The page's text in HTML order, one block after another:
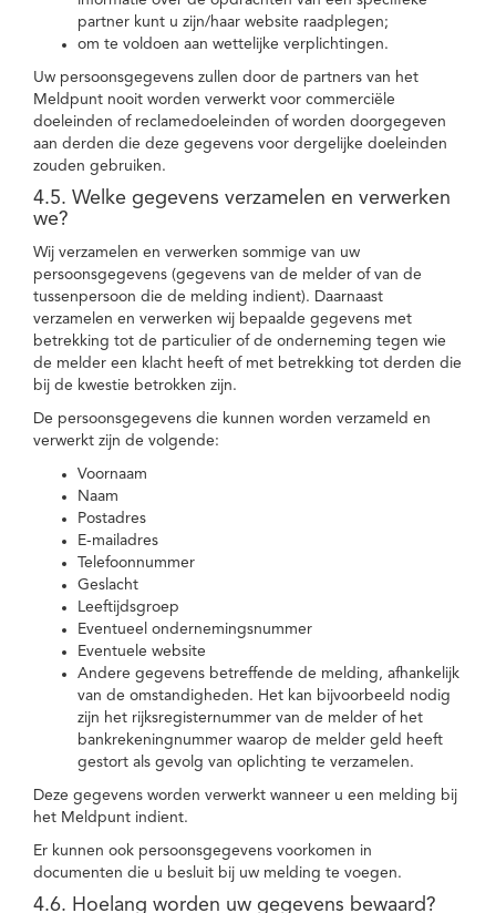
partner kunt u zijn/haar website raadplegen;
om te voldoen aan wettelijke verplichtingen.
Uw persoonsgegevens zullen door de partners van het
Meldpunt nooit worden verwerkt voor commerciële
doeleinden of reclamedoeleinden of worden doorgegeven
aan derden die deze gegevens voor dergelijke doeleinden
zouden gebruiken.
4.5. Welke gegevens verzamelen en verwerken
we?
Wij verzamelen en verwerken sommige van uw
persoonsgegevens (gegevens van de melder of van de
tussenpersoon die de melding indient). Daarnaast
verzamelen en verwerken wij bepaalde gegevens met
betrekking tot de particulier of de onderneming tegen wie
de melder een klacht heeft of met betrekking tot derden die
bij de kwestie betrokken zijn.
De persoonsgegevens die kunnen worden verzameld en
verwerkt zijn de volgende:
Voornaam
Naam
Postadres
E-mailadres
Telefoonnummer
Geslacht
Leeftijdsgroep
Eventueel ondernemingsnummer
Eventuele website
Andere gegevens betreffende de melding, afhankelijk
van de omstandigheden. Het kan bijvoorbeeld nodig
zijn het rijksregisternummer van de melder of het
bankrekeningnummer waarop de melder geld heeft
gestort als gevolg van oplichting te verzamelen.
Deze gegevens worden verwerkt wanneer u een melding bij
het Meldpunt indient.
Er kunnen ook persoonsgegevens voorkomen in
documenten die u besluit bij uw melding te voegen.
4.6. Hoelang worden uw gegevens bewaard?